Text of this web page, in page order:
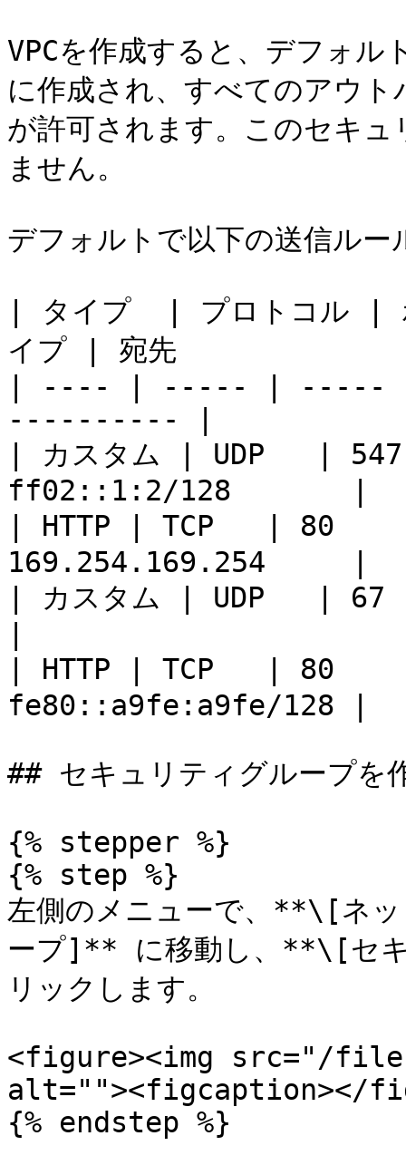
VPCを作成すると、デフォ
に作成され、すべてのアウ
が許可されます。このセキ
ません。
デフォルトで以下の送信ルー
| タイプ  | プロトコル |
イプ | 宛先
| ---- | ----- |
---------- |
| カスタム | UDP   |
ff02::1:2/128       |
| HTTP | TCP   | 80
169.254.169.254     |
| カスタム | UDP   |
| HTTP | TCP   | 80
fe80::a9fe:a9fe/128 |
## セキュリティグループを
{% stepper %}
{% step %}
左側のメニューで、**\[ネ
ープ]** に移動し、**\[セ
リックします。
<figure><img src="/
alt=""><figcaption></
{% endstep %}